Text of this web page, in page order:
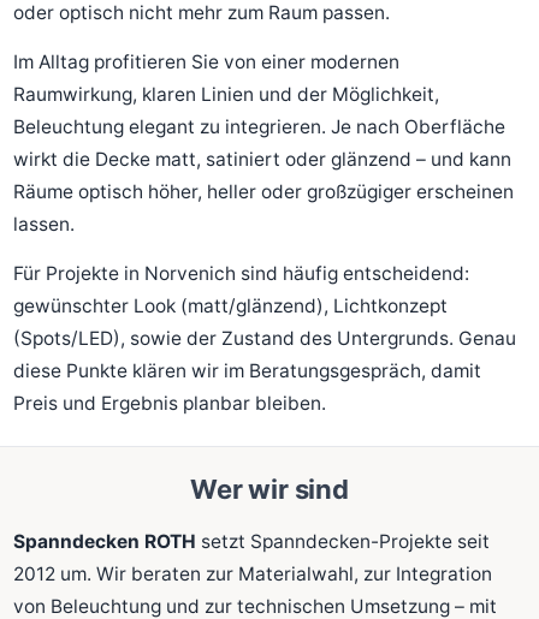
oder optisch nicht mehr zum Raum passen.
Im Alltag profitieren Sie von einer modernen
Raumwirkung, klaren Linien und der Möglichkeit,
Beleuchtung elegant zu integrieren. Je nach Oberfläche
wirkt die Decke matt, satiniert oder glänzend – und kann
Räume optisch höher, heller oder großzügiger erscheinen
lassen.
Für Projekte in Norvenich sind häufig entscheidend:
gewünschter Look (matt/glänzend), Lichtkonzept
(Spots/LED), sowie der Zustand des Untergrunds. Genau
diese Punkte klären wir im Beratungsgespräch, damit
Preis und Ergebnis planbar bleiben.
Wer wir sind
Spanndecken ROTH setzt Spanndecken-Projekte seit
2012 um. Wir beraten zur Materialwahl, zur Integration
von Beleuchtung und zur technischen Umsetzung – mit